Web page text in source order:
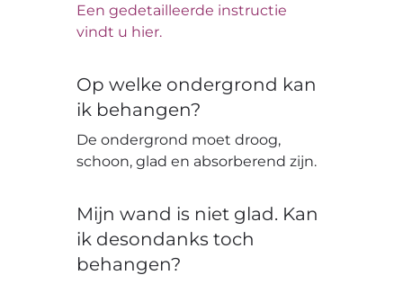
Een gedetailleerde instructie
vindt u hier.
Op welke ondergrond kan
ik behangen?
De ondergrond moet droog,
schoon, glad en absorberend zijn.
Mijn wand is niet glad. Kan
ik desondanks toch
behangen?